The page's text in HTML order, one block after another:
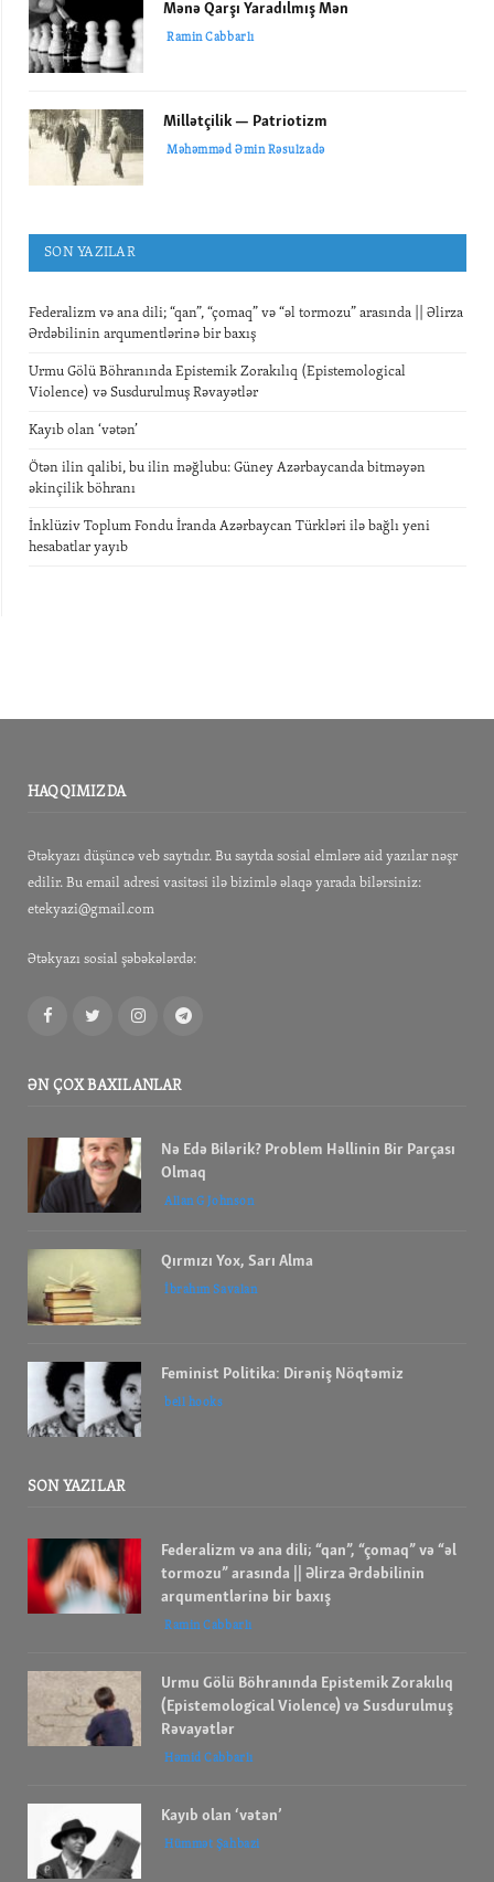
Mənə Qarşı Yaradılmış Mən
Ramin Cabbarlı
Millətçilik — Patriotizm
Məhəmməd Əmin Rəsulzadə
SON YAZILAR
Federalizm və ana dili; “qan”, “çomaq” və “əl tormozu” arasında || Əlirza
Ərdəbilinin arqumentlərinə bir baxış
Urmu Gölü Böhranında Epistemik Zorakılıq (Epistemological
Violence) və Susdurulmuş Rəvayətlər
Kayıb olan ‘vətən’
Ötən ilin qalibi, bu ilin məğlubu: Güney Azərbaycanda bitməyən
əkinçilik böhranı
İnklüziv Toplum Fondu İranda Azərbaycan Türkləri ilə bağlı yeni
hesabatlar yayıb
HAQQIMIZDA
Ətəkyazı düşüncə veb saytıdır. Bu saytda sosial elmlərə aid yazılar nəşr
edilir. Bu email adresi vasitəsi ilə bizimlə əlaqə yarada bilərsiniz:
etekyazi@gmail.com
Ətəkyazı sosial şəbəkələrdə:
FacebookTwitterInstagramTelegram
ƏN ÇOX BAXILANLAR
Nə Edə Bilərik? Problem Həllinin Bir Parçası
Olmaq
Allan G Johnson
Qırmızı Yox, Sarı Alma
İbrahım Savalan
Feminist Politika: Dirəniş Nöqtəmiz
bell hooks
SON YAZILAR
Federalizm və ana dili; “qan”, “çomaq” və “əl
tormozu” arasında || Əlirza Ərdəbilinin
arqumentlərinə bir baxış
Ramin Cabbarlı
Urmu Gölü Böhranında Epistemik Zorakılıq
(Epistemological Violence) və Susdurulmuş
Rəvayətlər
Həmid Cabbarlı
Kayıb olan ‘vətən’
Hümmət Şahbazi